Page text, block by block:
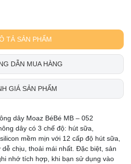
TẢ SẢN PHẨM
DẪN MUA HÀNG
GIÁ SẢN PHẨM
dây Moaz BéBé MB – 052
dây có 3 chế độ: hút sữa,
mềm mịn với 12 cấp độ hút sữa,
chịu, thoải mái nhất. Đặc biệt, sản
nhớ tích hợp, khi bạn sử dụng vào